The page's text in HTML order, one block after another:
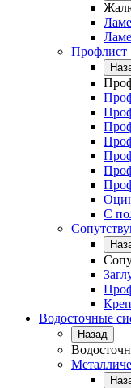
Профлист
С
Водосточные
Назад